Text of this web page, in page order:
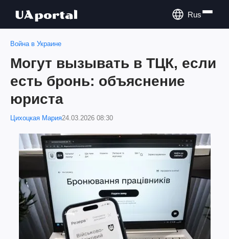
Rus
Война в Украине
Могут вызывать в ТЦК, если
есть бронь: объяснение
юриста
Цихоцкая Мария24.03.2026 08:30